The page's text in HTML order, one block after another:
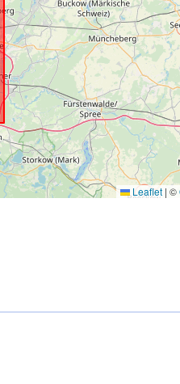
Leaflet | ©